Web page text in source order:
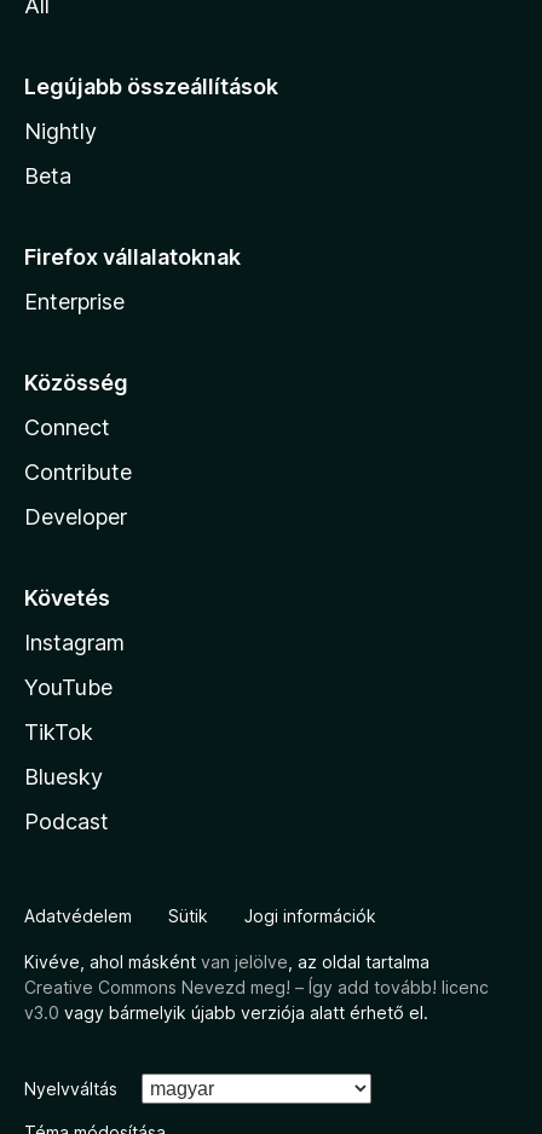
All
Legújabb összeállítások
Nightly
Beta
Firefox vállalatoknak
Enterprise
Közösség
Connect
Contribute
Developer
Követés
Instagram
YouTube
TikTok
Bluesky
Podcast
Adatvédelem Sütik Jogi információk
Kivéve, ahol másként van jelölve , az oldal tartalma
Creative Commons Nevezd meg! – Így add tovább! licenc
v3.0 vagy bármelyik újabb verziója alatt érhető el.
Nyelvváltás